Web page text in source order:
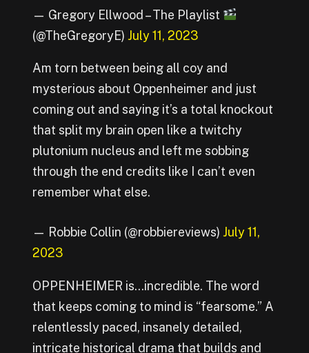
— Gregory Ellwood – The Playlist
(@TheGregoryE) July 11, 2023
Am torn between being all coy and
mysterious about Oppenheimer and just
coming out and saying it’s a total knockout
that split my brain open like a twitchy
plutonium nucleus and left me sobbing
through the end credits like I can’t even
remember what else.
— Robbie Collin (@robbiereviews) July 11,
2023
OPPENHEIMER is…incredible. The word
that keeps coming to mind is “fearsome.” A
relentlessly paced, insanely detailed,
intricate historical drama that builds and